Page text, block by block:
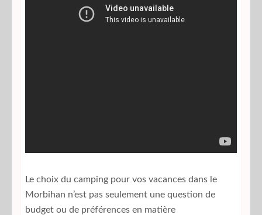
Le choix du camping pour vos vacances dans le
Morbihan n’est pas seulement une question de
budget ou de préférences en matière